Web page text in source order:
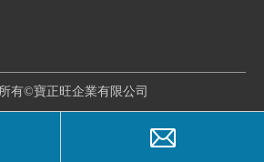
有©寶正旺企業有限公司